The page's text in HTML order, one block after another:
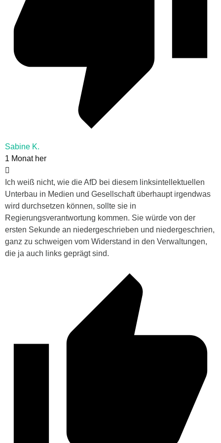
Sabine K.
1 Monat her
Ich weiß nicht, wie die AfD bei diesem linksintellektuellen
Unterbau in Medien und Gesellschaft überhaupt irgendwas
wird durchsetzen können, sollte sie in
Regierungsverantwortung kommen. Sie würde von der
ersten Sekunde an niedergeschrieben und niedergeschrien,
ganz zu schweigen vom Widerstand in den Verwaltungen,
die ja auch links geprägt sind.